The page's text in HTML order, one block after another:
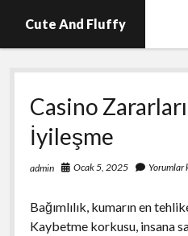
Cute And Fluffy
En İyi Telegram Abone
Igtv Beğeni Atma Hilesi
Igtv Izlenme Arttırma Hilesi
Instagram Bot Hesap Ne
Sayfa Listesi
Casino
İyileşme
admin Ocak 5, 2025 Yorumlar
Bağımlılık, kumarın en
Kaybetme korkusu, insana